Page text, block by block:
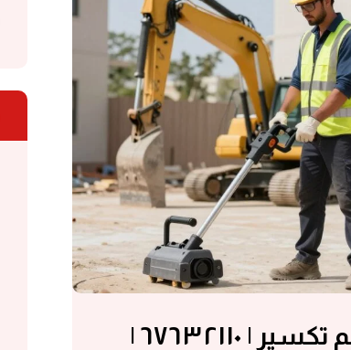
معلم تكسير | ٦٧٦٣٢١١٠ |